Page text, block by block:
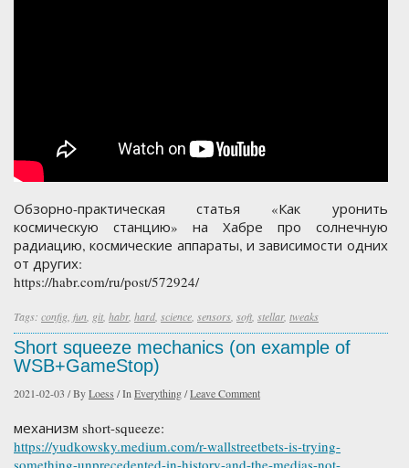
Обзорно-практическая статья «Как уронить
космическую станцию» на Хабре про солнечную
радиацию, космические аппараты, и зависимости одних
от других:
https://habr.com/ru/post/572924/
Tags: config fun git habr, hard science sensors soft stellar, tweaks
Short squeeze mechanics (on example of
WSB+GameStop)
2021-02-03 /ByLoess /In Everything/Leave Comment
механизм short-squeeze:
https://yudkowsky.medium.com/r-wallstreetbets-is-trying-
something-unprecedented-in-history-and-the-medias-not-